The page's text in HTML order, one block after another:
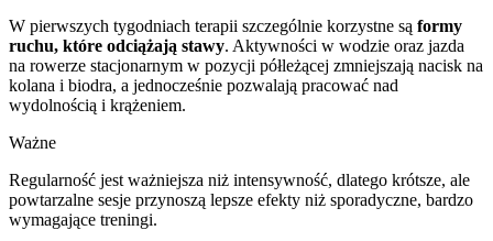
W pierwszych tygodniach terapii szczególnie korzystne są formy
ruchu, które odciążają stawy. Aktywności w wodzie oraz jazda
na rowerze stacjonarnym w pozycji półleżącej zmniejszają nacisk na
kolana i biodra, a jednocześnie pozwalają pracować nad
wydolnością i krążeniem.
Ważne
Regularność jest ważniejsza niż intensywność, dlatego krótsze, ale
powtarzalne sesje przynoszą lepsze efekty niż sporadyczne, bardzo
wymagające treningi.